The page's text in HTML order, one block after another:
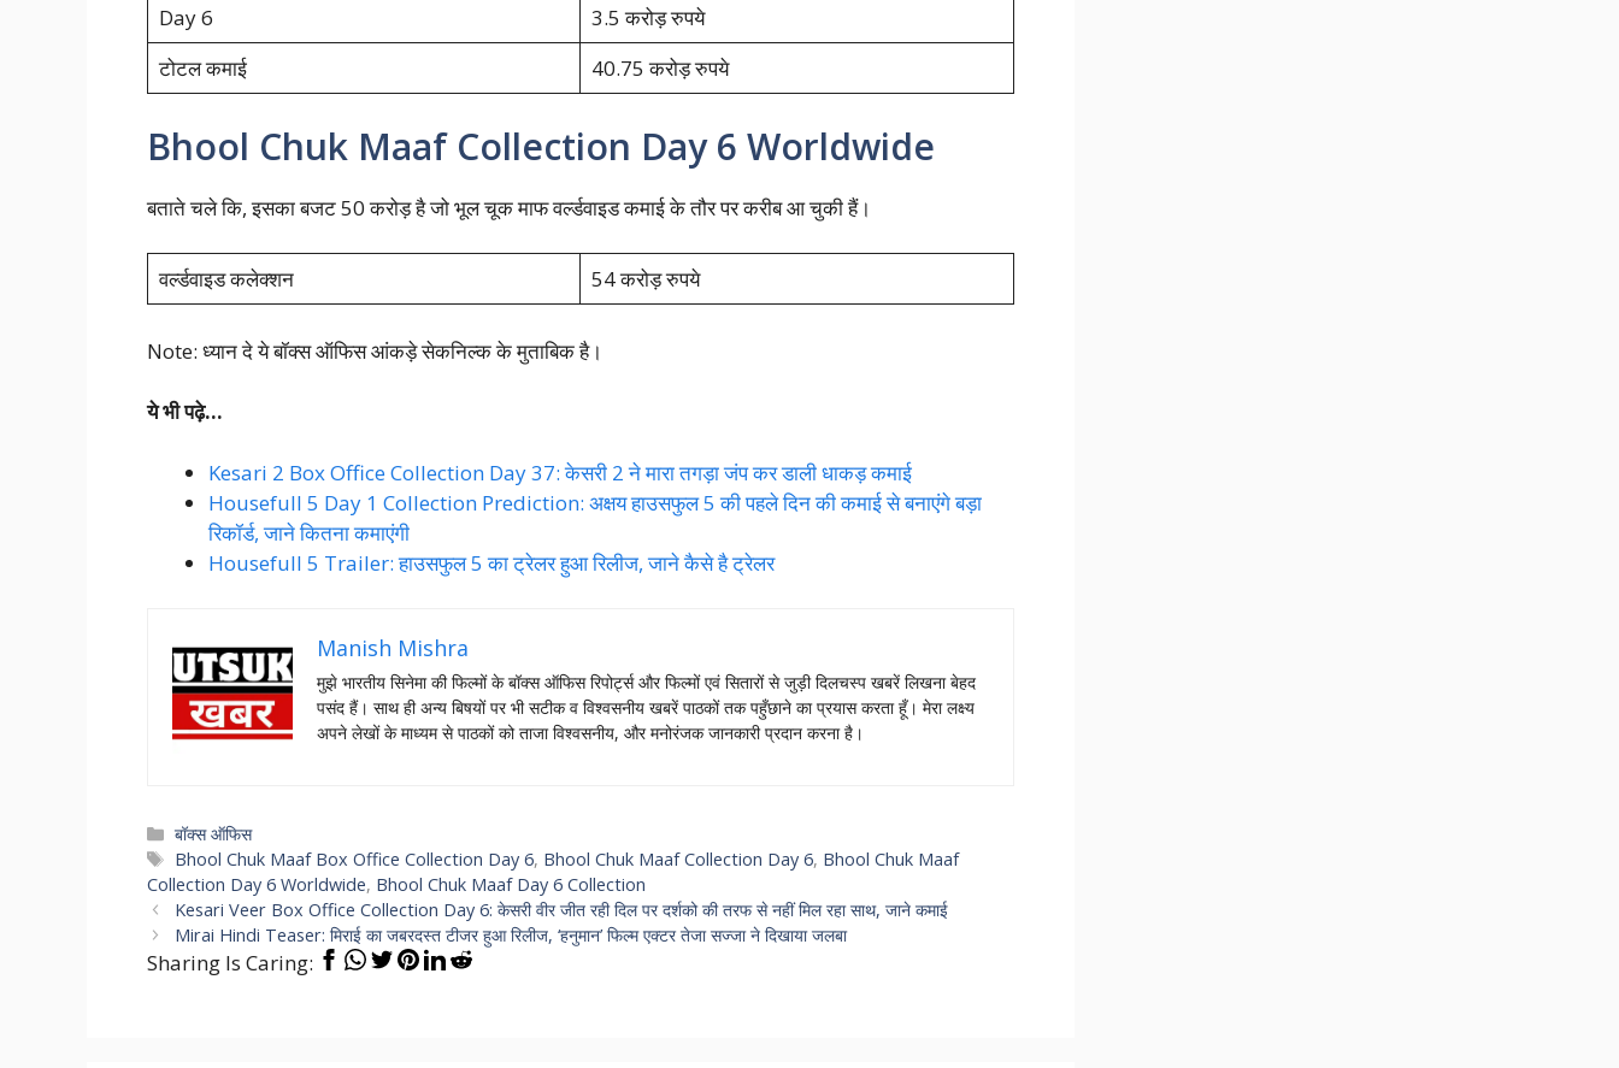
Day 6
3.5 करोड़ रुपये
टोटल कमाई
40.75 करोड़ रुपये
Bhool Chuk Maaf Collection Day 6 Worldwide
बताते चले कि, इसका बजट 50 करोड़ है जो भूल चूक माफ वर्ल्डवाइड कमाई के तौर पर करीब आ चुकी हैं।
वर्ल्डवाइड कलेक्शन 54 करोड़ रुपये
Note: ध्यान दे ये बॉक्स ऑफिस आंकड़े सेकनिल्क के मुताबिक है।
ये भी पढ़े…
Kesari 2 Box Office Collection Day 37: केसरी 2 ने मारा तगड़ा जंप कर डाली धाकड़ कमाई
Housefull 5 Day 1 Collection Prediction: अक्षय हाउसफुल 5 की पहले दिन की कमाई से बनाएंगे बड़ा
रिकॉर्ड, जाने कितना कमाएंगी
Housefull 5 Trailer: हाउसफुल 5 का ट्रेलर हुआ रिलीज, जाने कैसे है ट्रेलर
Manish Mishra
मुझे भारतीय सिनेमा की फिल्मों के बॉक्स ऑफिस रिपोर्ट्स और फिल्मों एवं सितारों से जुड़ी दिलचस्प खबरें लिखना बेहद
पसंद हैं। साथ ही अन्य बिषयों पर भी सटीक व विश्वसनीय खबरें पाठकों तक पहुँछाने का प्रयास करता हूँ। मेरा लक्ष्य
अपने लेखों के माध्यम से पाठकों को ताजा विश्वसनीय, और मनोरंजक जानकारी प्रदान करना है।
Categories
बॉक्स ऑफिस
Tags
Bhool Chuk Maaf Box Office Collection Day 6, Bhool Chuk Maaf Collection Day 6, Bhool Chuk Maaf
Collection Day 6 Worldwide, Bhool Chuk Maaf Day 6 Collection
Kesari Veer Box Office Collection Day 6: केसरी वीर जीत रही दिल पर दर्शको की तरफ से नहीं मिल रहा साथ, जाने कमाई
Mirai Hindi Teaser: मिराई का जबरदस्त टीजर हुआ रिलीज, ‘हनुमान’ फिल्म एक्टर तेजा सज्जा ने दिखाया जलबा
Sharing Is Caring: